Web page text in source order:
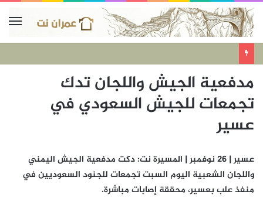
مدفعية الجيش واللجان تدك
تجمعات للجيش السعودي في
عسير
عسير | 26 نوفمبر | المسيرة نت: دكت مدفعية الجيش اليمني
واللجان الشعبية اليوم السبت تجمعات للجنود السعوديين في
منفذ علب بعسير، محققة إصابات مباشرة.